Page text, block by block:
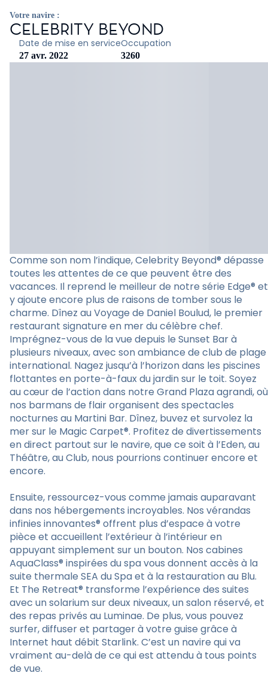
Votre navire :
CELEBRITY BEYOND
Date de mise en service
27 avr. 2022
Occupation
3260
Comme son nom l’indique, Celebrity Beyond® dépasse
toutes les attentes de ce que peuvent être des
vacances. Il reprend le meilleur de notre série Edge® et
y ajoute encore plus de raisons de tomber sous le
charme. Dînez au Voyage de Daniel Boulud, le premier
restaurant signature en mer du célèbre chef.
Imprégnez-vous de la vue depuis le Sunset Bar à
plusieurs niveaux, avec son ambiance de club de plage
international. Nagez jusqu’à l’horizon dans les piscines
flottantes en porte-à-faux du jardin sur le toit. Soyez
au cœur de l’action dans notre Grand Plaza agrandi, où
nos barmans de flair organisent des spectacles
nocturnes au Martini Bar. Dînez, buvez et survolez la
mer sur le Magic Carpet®. Profitez de divertissements
en direct partout sur le navire, que ce soit à l’Eden, au
Théâtre, au Club, nous pourrions continuer encore et
encore.
Ensuite, ressourcez-vous comme jamais auparavant
dans nos hébergements incroyables. Nos vérandas
infinies innovantes® offrent plus d’espace à votre
pièce et accueillent l’extérieur à l’intérieur en
appuyant simplement sur un bouton. Nos cabines
AquaClass® inspirées du spa vous donnent accès à la
suite thermale SEA du Spa et à la restauration au Blu.
Et The Retreat® transforme l’expérience des suites
avec un solarium sur deux niveaux, un salon réservé, et
des repas privés au Luminae. De plus, vous pouvez
surfer, diffuser et partager à votre guise grâce à
Internet haut débit Starlink. C’est un navire qui va
vraiment au-delà de ce qui est attendu à tous points
de vue.